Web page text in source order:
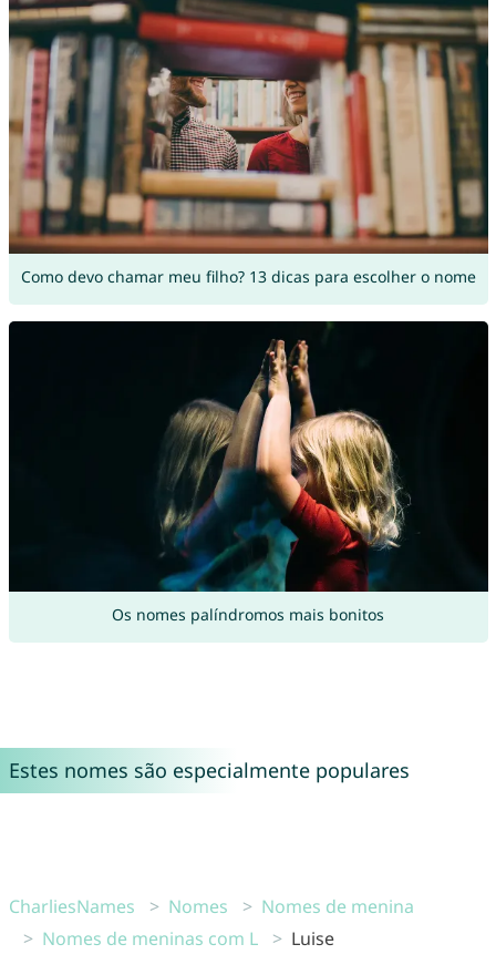
Como devo chamar meu filho? 13 dicas para escolher o nome
Os nomes palíndromos mais bonitos
Estes nomes são especialmente populares
CharliesNames Nomes
Nomes de menina
Nomes de meninas com L
Luise